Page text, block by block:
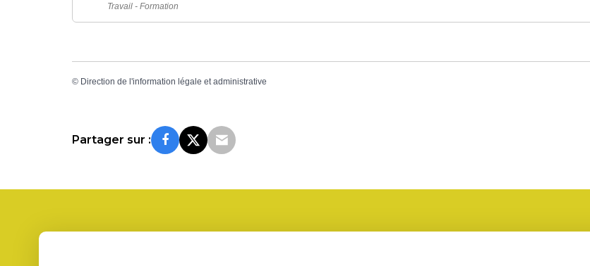
Travail - Formation
© Direction de l'information légale et administrative
Partager sur :